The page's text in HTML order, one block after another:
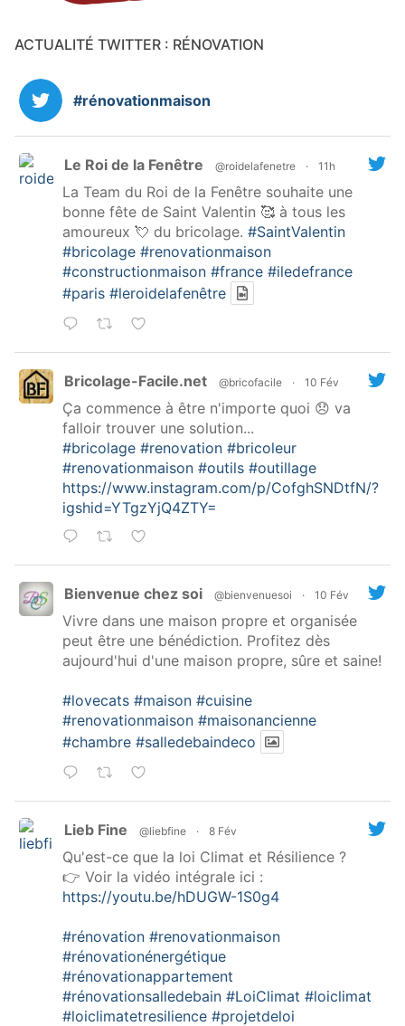
ACTUALITÉ TWITTER : RÉNOVATION
#rénovationmaison
Le Roi de la Fenêtre @roidelafenetre · 11h
La Team du Roi de la Fenêtre souhaite une
bonne fête de Saint Valentin 🥰 à tous les
amoureux 💘 du bricolage. #SaintValentin
#bricolage #renovationmaison
#constructionmaison #france #iledefrance
#paris #leroidelafenêtre
Bricolage-Facile.net @bricofacile · 10 Fév
Ça commence à être n'importe quoi 😞 va
falloir trouver une solution...
#bricolage #renovation #bricoleur
#renovationmaison #outils #outillage
https://www.instagram.com/p/CofghSNDtfN/?
igshid=YTgzYjQ4ZTY=
Bienvenue chez soi @bienvenuesoi · 10 Fév
Vivre dans une maison propre et organisée
peut être une bénédiction. Profitez dès
aujourd'hui d'une maison propre, sûre et saine!
#lovecats #maison #cuisine
#renovationmaison #maisonancienne
#chambre #salledebaindeco
Lieb Fine @liebfine · 8 Fév
Qu'est-ce que la loi Climat et Résilience ?
👉 Voir la vidéo intégrale ici :
https://youtu.be/hDUGW-1S0g4
#rénovation #renovationmaison
#rénovationénergétique
#rénovationappartement
#rénovationsalledebain #LoiClimat #loiclimat
#loiclimatetresilience #projetdeloi